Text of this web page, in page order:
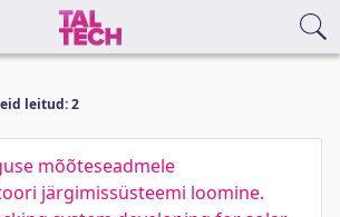
leitud: 2
mõõteseadmele
järgimissüsteemi loomine.